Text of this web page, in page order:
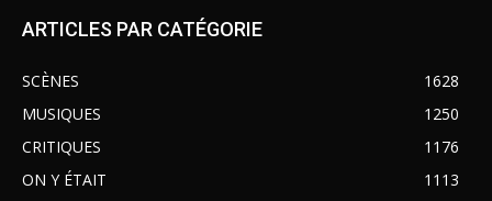
ARTICLES PAR CATÉGORIE
SCÈNES
1628
MUSIQUES
1250
CRITIQUES
1176
ON Y ÉTAIT
1113